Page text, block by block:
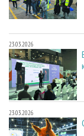
23.03.2026
23.03.2026